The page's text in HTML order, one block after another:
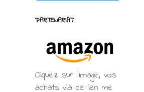
PARTENARIAT
Cliquez sur l'image, vos
achats via ce lien me